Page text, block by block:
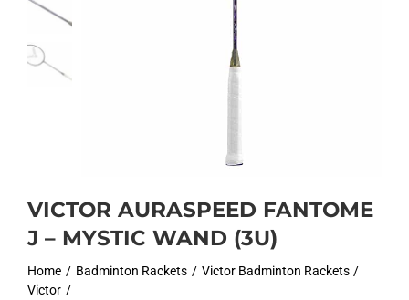
VICTOR AURASPEED FANTOME
J – MYSTIC WAND (3U)
Home Badminton Rackets
Victor Badminton Rackets
Victor